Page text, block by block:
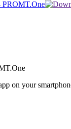
on your